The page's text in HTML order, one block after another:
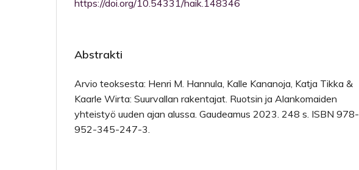
https://doi.org/10.54331/haik.148346
Abstrakti
Arvio teoksesta: Henri M. Hannula, Kalle Kananoja, Katja Tikka &
Kaarle Wirta: Suurvallan rakentajat. Ruotsin ja Alankomaiden
yhteistyö uuden ajan alussa. Gaudeamus 2023. 248 s. ISBN 978-
952-345-247-3.